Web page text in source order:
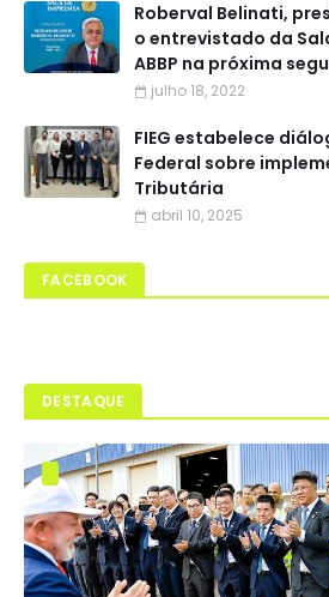
Roberval Belinati,
o entrevistado da
ABBP na próxima
julho 18, 2022
FIEG estabelece
Federal sobre
Tributária
abril 10, 2025
FACEBOOK
DESTAQUE